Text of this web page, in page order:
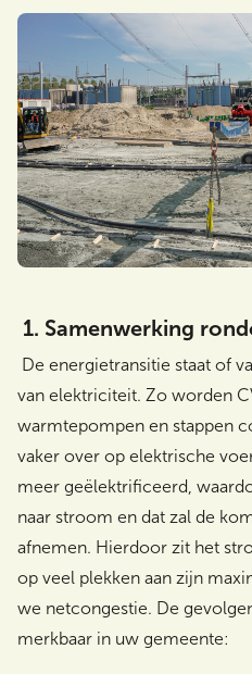
1. Samenwerking
De energietransitie staat of
van elektriciteit. Zo worden
warmtepompen en stappen
vaker over op elektrische
meer geëlektrificeerd,
naar stroom en dat zal de
afnemen. Hierdoor zit het
op veel plekken aan zijn
we netcongestie. De
merkbaar in uw gemeente: